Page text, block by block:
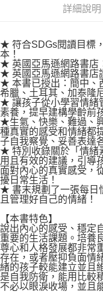
請求用戶進行身份認證。
５．嚴禁一人註冊多個帳號
恩沛科技股份有限公司將
每筆NT$100，滿詳細說明
★ 符合SDGs閱讀目標
本！
★ 英國亞馬遜網路書店
★ 英國亞馬遜網路書店
★ 本書已授出：簡中、
希臘、土耳其、加泰隆
★ 讓孩子從小學習情緒
素養，提早建構學齡前
★生氣、快樂、難過、
種真實的感受和情緒都
子自我察覺、妥善表達
★ 特別收錄關於「情緒
用且有效的建議，引導
面對內心的真實感受，
擾日常生活！
★ 書末規劃了一張每日
且管理好自己的情緒！
【本書特色】
說出內心的感受、穩定
重要的生活課題。培養
尊心和人格發展都非常
存在，或者壓抑負面情
緒的孩子較能建立並且
是自我防衛，能用比較
不必以眼淚收場，並且